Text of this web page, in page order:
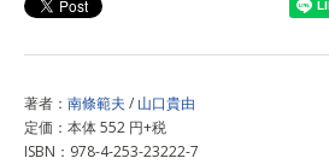
著者： 南條範夫 / 山口貴由
定価：本体 552 円+税
ISBN：978-4-253-23222-7